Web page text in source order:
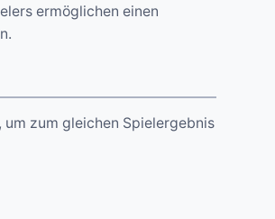
ermöglichen einen
zum gleichen Spielergebnis